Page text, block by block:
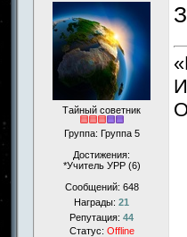
Тайный советник
Группа: Группа 5
Достижения:
*Учитель УРР (6)
Сообщений: 648
Награды: 21
Репутация: 44
Статус: Offline